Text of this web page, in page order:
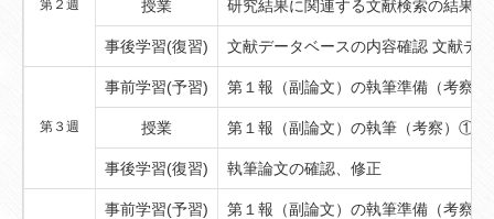
第２週 授業 研究結果に関連する文献検索の結果
事後学習(復習) 文献データベースの内容確認 文献デ
第３週
事前学習(予習) 第１報（副論文）の執筆準備（考察）
授業 第１報（副論文）の執筆（考察）①
事後学習(復習) 執筆論文の確認、修正
事前学習(予習) 第１報（副論文）の執筆準備（考察）